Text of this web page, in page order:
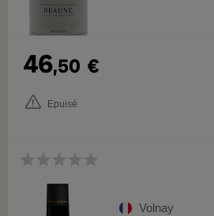
46,50 €
Epuisé
Volnay